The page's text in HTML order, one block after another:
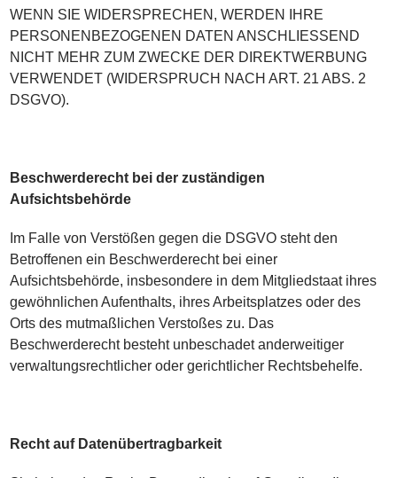
WENN SIE WIDERSPRECHEN, WERDEN IHRE
PERSONENBEZOGENEN DATEN ANSCHLIESSEND
NICHT MEHR ZUM ZWECKE DER DIREKTWERBUNG
VERWENDET (WIDERSPRUCH NACH ART. 21 ABS. 2
DSGVO).
Beschwerderecht bei der zuständigen
Aufsichtsbehörde
Im Falle von Verstößen gegen die DSGVO steht den
Betroffenen ein Beschwerderecht bei einer
Aufsichtsbehörde, insbesondere in dem Mitgliedstaat ihres
gewöhnlichen Aufenthalts, ihres Arbeitsplatzes oder des
Orts des mutmaßlichen Verstoßes zu. Das
Beschwerderecht besteht unbeschadet anderweitiger
verwaltungsrechtlicher oder gerichtlicher Rechtsbehelfe.
Recht auf Datenübertragbarkeit